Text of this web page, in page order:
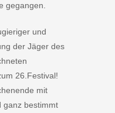
gegangen.
und
der Jäger des
26.Festival!
mit
ganz bestimmt